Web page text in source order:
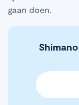
gaan doen.